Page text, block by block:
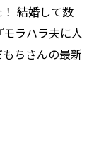
結婚して数
ラハラ夫に人
ちさんの最新